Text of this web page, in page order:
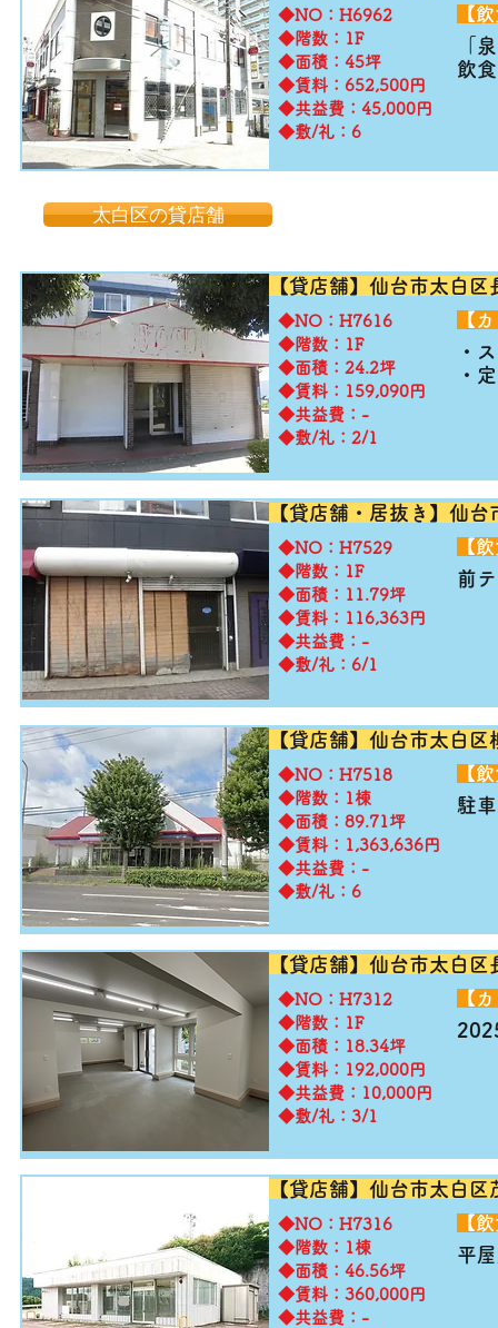
​◆NO：H6962
◆階数：1F
◆面積：45坪
◆賃料：652,500円
◆共益費：45,000円
◆敷/礼：6
「
飲
【
太白区の貸店舗
【貸店舗】仙台市太白
​◆NO：H7616
◆階数：1F
◆面積：24.2坪
◆賃料：159,090円
◆共益費：-
◆敷/礼：2/1
・
・
【
【貸店舗・居抜き】仙
​◆NO：H7529
◆階数：1F
◆面積：11.79坪
◆賃料：116,363円
◆共益費：-
◆敷/礼：6/1
前
【
【貸店舗】仙台市太白
​◆NO：H7518
◆階数：1棟
◆面積：89.71坪
◆賃料：1,363,636円
◆共益費：-
◆敷/礼：6
駐
【
【貸店舗】仙台市太白
​◆NO：H7312
◆階数：1F
◆面積：18.34坪
◆賃料：192,000円
◆共益費：10,000円
◆敷/礼：3/1
【
【貸店舗】仙台市太白
​◆NO：H7316
◆階数：1棟
◆面積：46.56坪
◆賃料：360,000円
◆共益費：-
平
【